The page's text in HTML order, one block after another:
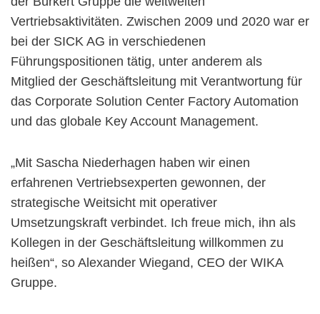
Vertriebsaktivitäten. Zwischen 2009 und 2020 war er
bei der SICK AG in verschiedenen
Führungspositionen tätig, unter anderem als
Mitglied der Geschäftsleitung mit Verantwortung für
das Corporate Solution Center Factory Automation
und das globale Key Account Management.
„Mit Sascha Niederhagen haben wir einen
erfahrenen Vertriebsexperten gewonnen, der
strategische Weitsicht mit operativer
Umsetzungskraft verbindet. Ich freue mich, ihn als
Kollegen in der Geschäftsleitung willkommen zu
heißen“, so Alexander Wiegand, CEO der WIKA
Gruppe.